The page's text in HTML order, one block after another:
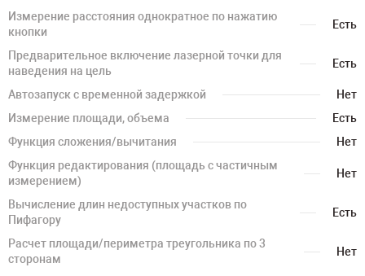
Измерение расстояния однократное по нажатию
кнопки
Есть
Предварительное включение лазерной точки для
наведения на цель
Есть
Автозапуск с временной задержкой
Нет
Измерение площади, объема
Есть
Функция сложения/вычитания
Нет
Функция редактирования (площадь с частичным
измерением)
Нет
Вычисление длин недоступных участков по
Пифагору
Есть
Расчет площади/периметра треугольника по 3
сторонам
Нет